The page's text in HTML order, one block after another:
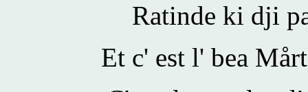
Ratinde ki dji
Et c' est l' bea